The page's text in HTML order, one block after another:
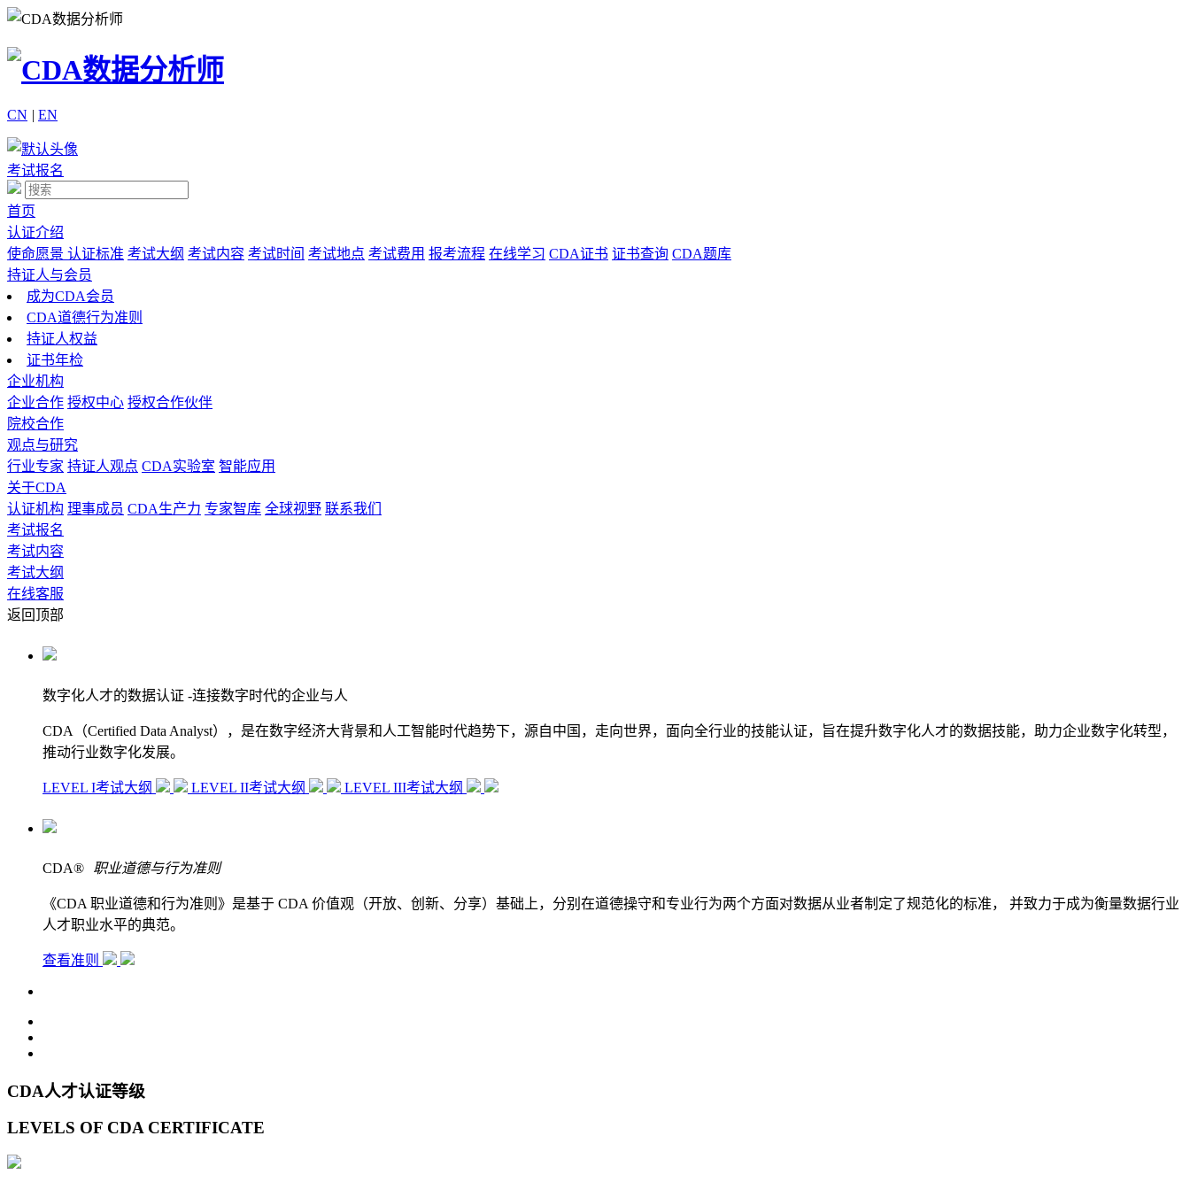
CN | EN
考试报名
首页
认证介绍
使命愿景 认证标准 考试大纲 考试内容 考试时间 考试地点 考试费用 报考流程 在线学习 CDA证书 证书查询 CDA题库
持证人与会员
成为CDA会员
CDA道德行为准则
持证人权益
证书年检
企业机构
企业合作 授权中心 授权合作伙伴
院校合作
观点与研究
行业专家 持证人观点 CDA实验室 智能应用
关于CDA
认证机构 理事成员 CDA生产力 专家智库 全球视野 联系我们
考试报名
考试内容
考试大纲
在线客服
返回顶部
数字化人才的数据认证 -连接数字时代的企业与人
CDA（Certified Data Analyst），是在数字经济大背景和人工智能时代趋势下，源自中国，走向世界，面向全行业的技能认证，旨在提升数字化人才的数据技能，助力企业数字化转型，
推动行业数字化发展。
LEVEL I考试大纲 LEVEL II考试大纲 LEVEL III考试大纲
CDA® 职业道德与行为准则
《CDA 职业道德和行为准则》是基于 CDA 价值观（开放、创新、分享）基础上，分别在道德操守和专业行为两个方面对数据从业者制定了规范化的标准， 并致力于成为衡量数据行业
人才职业水平的典范。
查看准则
CDA人才认证等级
LEVELS OF CDA CERTIFICATE